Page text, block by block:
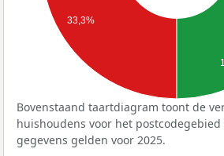
33,3%
Bovenstaand taartdiagram toont de
huishoudens voor het postcodegebied
gegevens gelden voor 2025.